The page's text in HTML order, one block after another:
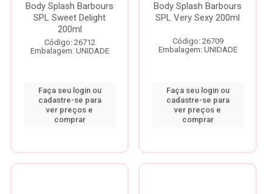
Body Splash Barbours
SPL Sweet Delight
200ml
Código: 26712
Embalagem: UNIDADE
Faça seu login ou
cadastre-se para
ver preços e
comprar
Body Splash Barbours
SPL Very Sexy 200ml
Código: 26709
Embalagem: UNIDADE
Faça seu login ou
cadastre-se para
ver preços e
comprar